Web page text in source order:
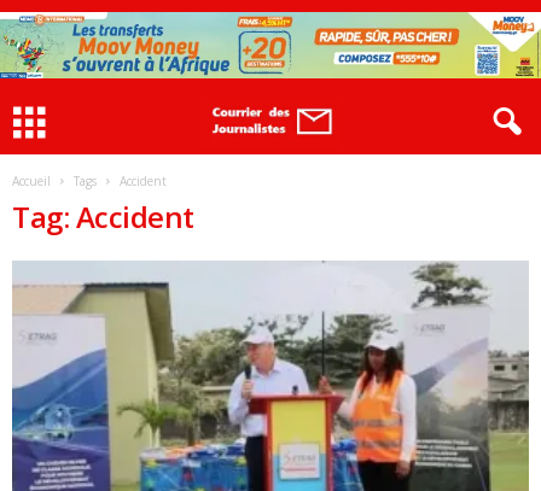
Accueil Tags Accident
Tag: Accident